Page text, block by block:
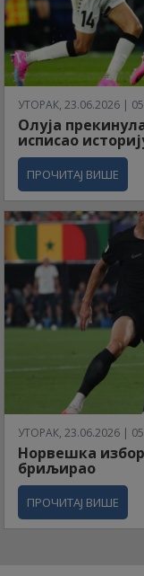
УТОРАК, 23.06.2026 |
Олуја
исписао
ПРОЧИТАЈ ВИШЕ
УТОРАК, 23.06.2026 |
Норвешка
бриљирао
ПРОЧИТАЈ ВИШЕ